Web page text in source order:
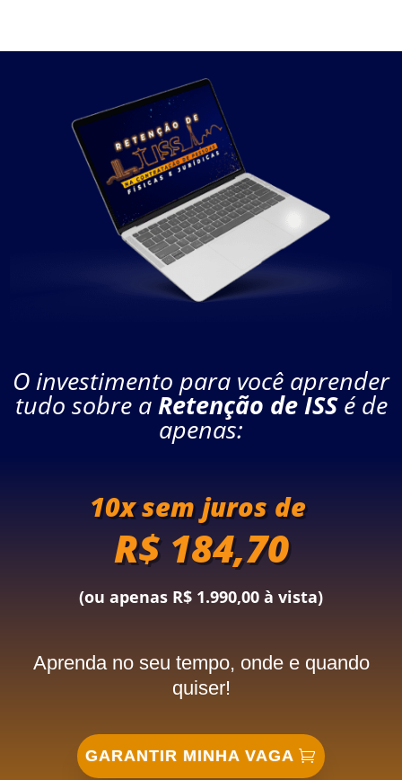
O investimento para você aprender
tudo sobre aRetenção de ISSé de
apenas:
10x sem juros de
R$ 184,70
(ou apenas R$ 1.990,00 à vista)
Aprenda no seu tempo, onde e quando
quiser!
GARANTIR MINHA VAGA